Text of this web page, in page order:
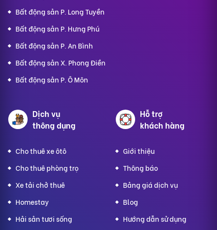
Bất động sản P. Long Tuyền
Bất động sản P. Hưng Phú
Bất động sản P. An Bình
Bất động sản X. Phong Điền
Bất động sản P. Ô Môn
Dịch vụ
thông dụng
Cho thuê xe ôtô
Cho thuê phòng trọ
Xe tải chở thuê
Homestay
Hải sản tươi sống
Hỗ trợ
khách hàng
Giới thiệu
Thông báo
Bảng giá dịch vụ
Blog
Hướng dẫn sử dụng